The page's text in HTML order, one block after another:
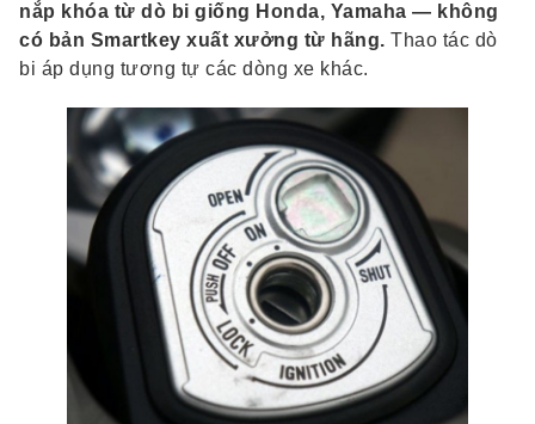
nắp khóa từ dò bi giống Honda, Yamaha — không
có bản Smartkey xuất xưởng từ hãng. Thao tác dò
bi áp dụng tương tự các dòng xe khác.